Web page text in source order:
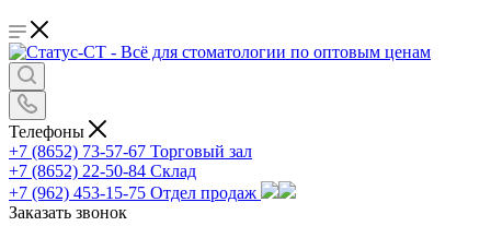
Телефоны
+7 (8652) 73-57-67 Торговый зал
+7 (8652) 22-50-84 Склад
+7 (962) 453-15-75 Отдел продаж
Заказать звонок